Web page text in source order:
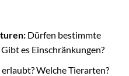
Dürfen bestimmte
es Einschränkungen?
Welche Tierarten?